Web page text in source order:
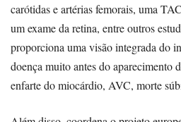
carótidas e artérias femorais, uma
um exame da retina, entre outros
proporciona uma visão integrada do
doença muito antes do aparecimento
enfarte do miocárdio, AVC, morte